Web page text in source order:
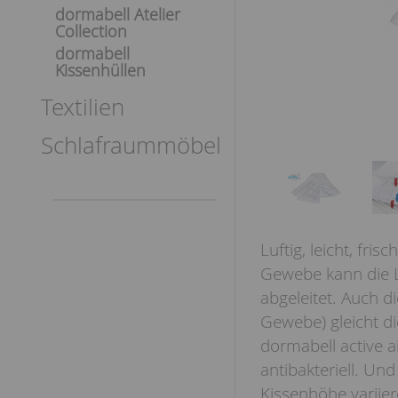
dormabell Atelier
Collection
dormabell
Kissenhüllen
Textilien
Schlafraummöbel
Luftig, leicht,
Gewebe kann die
abgeleitet. Auch
Gewebe) gleicht
dormabell active
antibakteriell.
Kissenhöhe